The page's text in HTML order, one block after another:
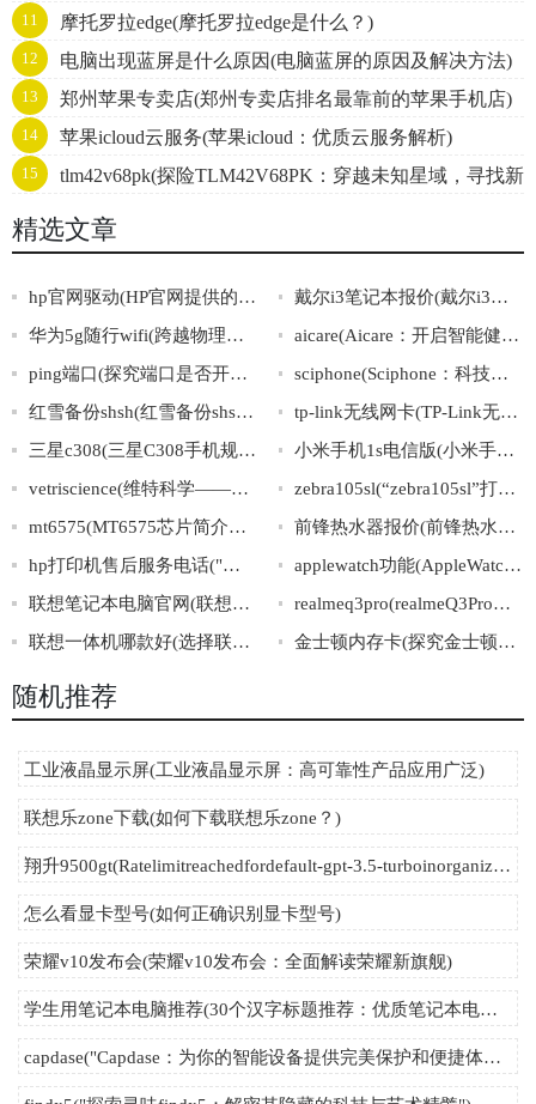
添力！)
11 摩托罗拉edge(摩托罗拉edge是什么？)
12 电脑出现蓝屏是什么原因(电脑蓝屏的原因及解决方法)
13 郑州苹果专卖店(郑州专卖店排名最靠前的苹果手机店)
14 苹果icloud云服务(苹果icloud：优质云服务解析)
15
tlm42v68pk(探险TLM42V68PK：穿越未知星域，寻找新
文明。)
精选文章
hp官网驱动(HP官网提供的最新驱动下载)
戴尔i3笔记本报价(戴尔i3笔记本最新报价大全)
华为5g随行wifi(跨越物理空间，随时畅享5G网络：华为随行WiFi)
aicare(Aicare：开启智能健康护航，呵护您的身心健康)
ping端口(探究端口是否开放的两种方法)
sciphone(Sciphone：科技前沿的不断突破与创新)
红雪备份shsh(红雪备份shsh：你的设备重要保护)
tp-link无线网卡(TP-Link无线网卡：快速稳定、轻松畅享无线网络)
三星c308(三星C308手机规格及价格分析)
小米手机1s电信版(小米手机1s电信版：通信更畅享，一键轻松快捷)
vetriscience(维特科学——宠物健康解决方案)
zebra105sl(“zebra105sl”打印机的出色表现及应用广泛性简介)
mt6575(MT6575芯片简介及其应用领域解析)
前锋热水器报价(前锋热水器价格大公开，新款型号特价优惠！)
hp打印机售后服务电话("解决hp打印机问题？拨打售后服务电话立即获得帮助！")
applewatch功能(AppleWatch的功能介绍及使用攻略推荐)
联想笔记本电脑官网(联想笔记本电脑官网：轻松选购，畅享高效生活)
realmeq3pro(realmeQ3Pro：一款性能卓越的高性价比5G手机)
联想一体机哪款好(选择联想一体机的技巧与推荐)
金士顿内存卡(探究金士顿内存卡的优势与劣势)
随机推荐
工业液晶显示屏(工业液晶显示屏：高可靠性产品应用广泛)
联想乐zone下载(如何下载联想乐zone？)
翔升9500gt(Ratelimitreachedfordefault-gpt-3.5-turboinorganizationorg-kQtPz8nxKcCoG
怎么看显卡型号(如何正确识别显卡型号)
荣耀v10发布会(荣耀v10发布会：全面解读荣耀新旗舰)
学生用笔记本电脑推荐(30个汉字标题推荐：优质笔记本电脑推荐，满足学生学习和娱乐需要！)
capdase("Capdase：为你的智能设备提供完美保护和便捷体验")